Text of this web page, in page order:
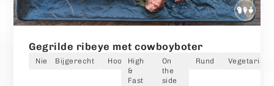
Gegrilde ribeye met cowboyboter
Niels Bijgerecht Hoofdgerecht
High
&
Fast
On
the
side
Rund Vegetarisch